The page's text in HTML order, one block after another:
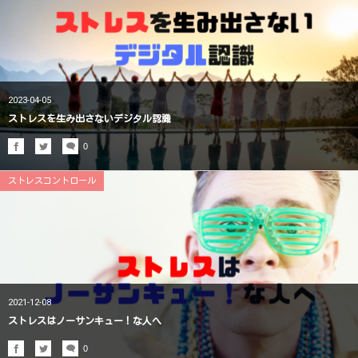
2023-04-05
ストレスを生み出さないデジタル認識
0
ストレスコントロール
2021-12-08
ストレスはノーサンキュー！な人へ
0